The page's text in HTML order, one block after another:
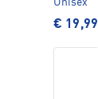
€ 19,99